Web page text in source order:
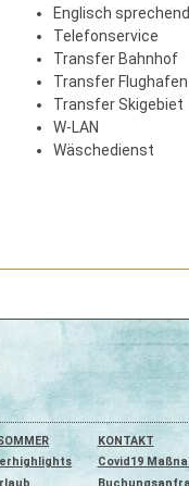
Englisch sprechend
Telefonservice
Transfer Bahnhof
Transfer Flughafen
Transfer Skigebiet
W-LAN
Wäschedienst
KONTAKT
Covid19